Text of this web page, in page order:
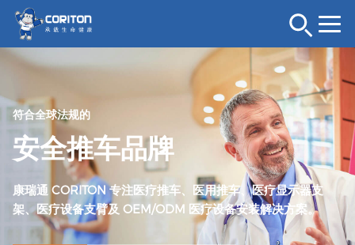
符合全球法规的
安全推车品牌
康瑞通 CORITON 专注医疗推车、医用推车、医疗显示器支
架、医疗设备支臂及 OEM/ODM 医疗设备安装解决方案。